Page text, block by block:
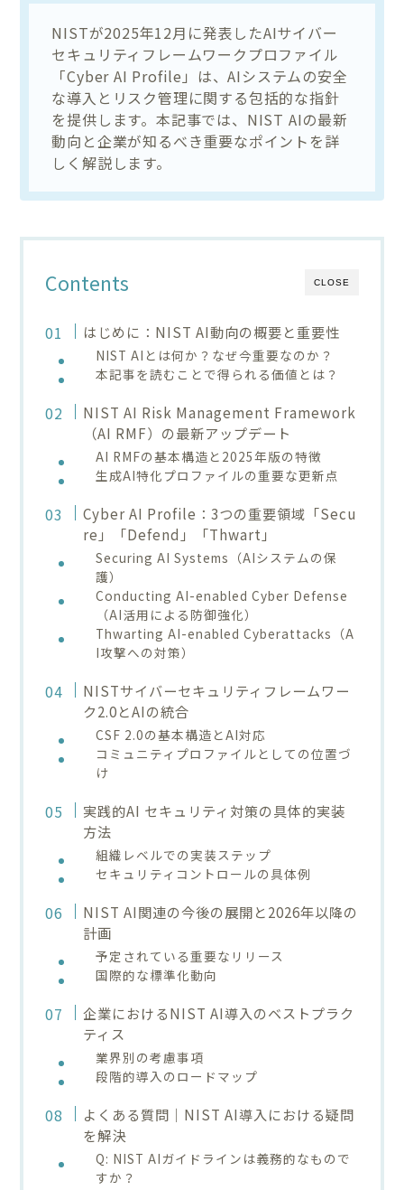
NISTが2025年12月に発表したAIサイバー
セキュリティフレームワークプロファイル
「Cyber AI Profile」は、AIシステムの安全
な導入とリスク管理に関する包括的な指針
を提供します。本記事では、NIST AIの最新
動向と企業が知るべき重要なポイントを詳
しく解説します。
CLOSE
Contents
はじめに：NIST AI動向の概要と重要性
NIST AIとは何か？なぜ今重要なのか？
本記事を読むことで得られる価値とは？
NIST AI Risk Management Framework
（AI RMF）の最新アップデート
AI RMFの基本構造と2025年版の特徴
生成AI特化プロファイルの重要な更新点
Cyber AI Profile：3つの重要領域「Secu
re」「Defend」「Thwart」
Securing AI Systems（AIシステムの保
護）
Conducting AI-enabled Cyber Defense
（AI活用による防御強化）
Thwarting AI-enabled Cyberattacks（A
I攻撃への対策）
NISTサイバーセキュリティフレームワー
ク2.0とAIの統合
CSF 2.0の基本構造とAI対応
コミュニティプロファイルとしての位置づ
け
実践的AI セキュリティ対策の具体的実装
方法
組織レベルでの実装ステップ
セキュリティコントロールの具体例
NIST AI関連の今後の展開と2026年以降の
計画
予定されている重要なリリース
国際的な標準化動向
企業におけるNIST AI導入のベストプラク
ティス
業界別の考慮事項
段階的導入のロードマップ
よくある質問｜NIST AI導入における疑問
を解決
Q: NIST AIガイドラインは義務的なもので
すか？